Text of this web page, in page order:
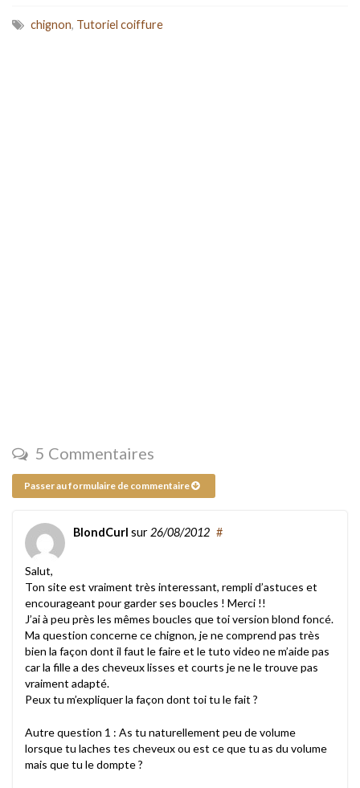
chignon, Tutoriel coiffure
5 Commentaires
Passer au formulaire de commentaire
BlondCurl sur 26/08/2012 #
Salut,
Ton site est vraiment très interessant, rempli d’astuces et
encourageant pour garder ses boucles ! Merci !!
J’ai à peu près les mêmes boucles que toi version blond foncé.
Ma question concerne ce chignon, je ne comprend pas très
bien la façon dont il faut le faire et le tuto video ne m’aide pas
car la fille a des cheveux lisses et courts je ne le trouve pas
vraiment adapté.
Peux tu m’expliquer la façon dont toi tu le fait ?
Autre question 1 : As tu naturellement peu de volume
lorsque tu laches tes cheveux ou est ce que tu as du volume
mais que tu le dompte ?